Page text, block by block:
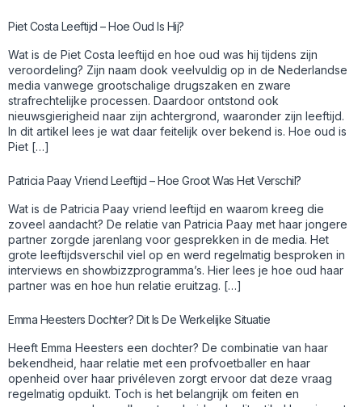
Piet Costa Leeftijd – Hoe Oud Is Hij?
Wat is de Piet Costa leeftijd en hoe oud was hij tijdens zijn
veroordeling? Zijn naam dook veelvuldig op in de Nederlandse
media vanwege grootschalige drugszaken en zware
strafrechtelijke processen. Daardoor ontstond ook
nieuwsgierigheid naar zijn achtergrond, waaronder zijn leeftijd.
In dit artikel lees je wat daar feitelijk over bekend is. Hoe oud is
Piet […]
Patricia Paay Vriend Leeftijd – Hoe Groot Was Het Verschil?
Wat is de Patricia Paay vriend leeftijd en waarom kreeg die
zoveel aandacht? De relatie van Patricia Paay met haar jongere
partner zorgde jarenlang voor gesprekken in de media. Het
grote leeftijdsverschil viel op en werd regelmatig besproken in
interviews en showbizzprogramma’s. Hier lees je hoe oud haar
partner was en hoe hun relatie eruitzag. […]
Emma Heesters Dochter? Dit Is De Werkelijke Situatie
Heeft Emma Heesters een dochter? De combinatie van haar
bekendheid, haar relatie met een profvoetballer en haar
openheid over haar privéleven zorgt ervoor dat deze vraag
regelmatig opduikt. Toch is het belangrijk om feiten en